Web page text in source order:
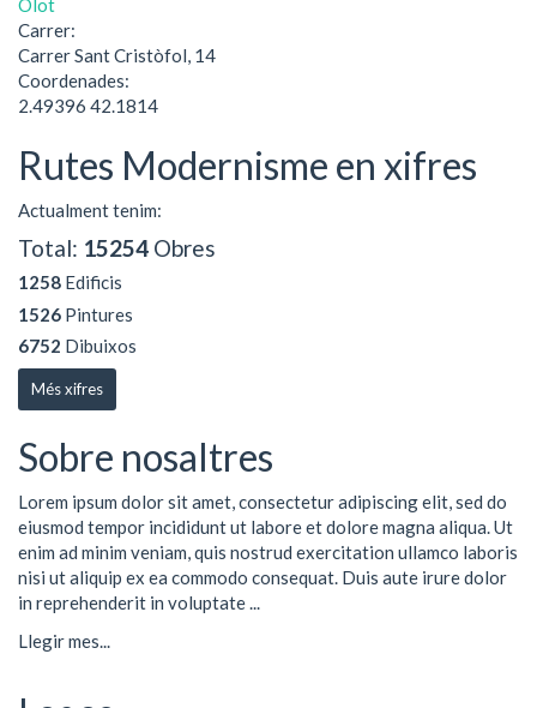
Carrer:
Carrer Sant Cristòfol, 14
Coordenades:
2.49396 42.1814
Rutes Modernisme en xifres
Actualment tenim:
Total: 15254 Obres
1258 Edificis
1526 Pintures
6752 Dibuixos
Més xifres
Sobre nosaltres
Lorem ipsum dolor sit amet, consectetur adipiscing elit, sed do
eiusmod tempor incididunt ut labore et dolore magna aliqua. Ut
enim ad minim veniam, quis nostrud exercitation ullamco laboris
nisi ut aliquip ex ea commodo consequat. Duis aute irure dolor
in reprehenderit in voluptate ...
Llegir mes...